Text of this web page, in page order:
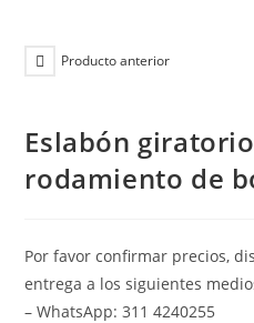
Producto anterior
Eslabón
rodamiento de
Por favor confirmar precios,
entrega a los siguientes
– WhatsApp: 311 4240255